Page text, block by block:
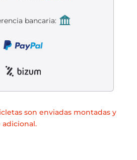
bancaria:
son enviadas montadas y
adicional.